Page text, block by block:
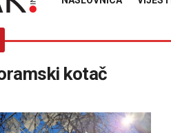
kotač